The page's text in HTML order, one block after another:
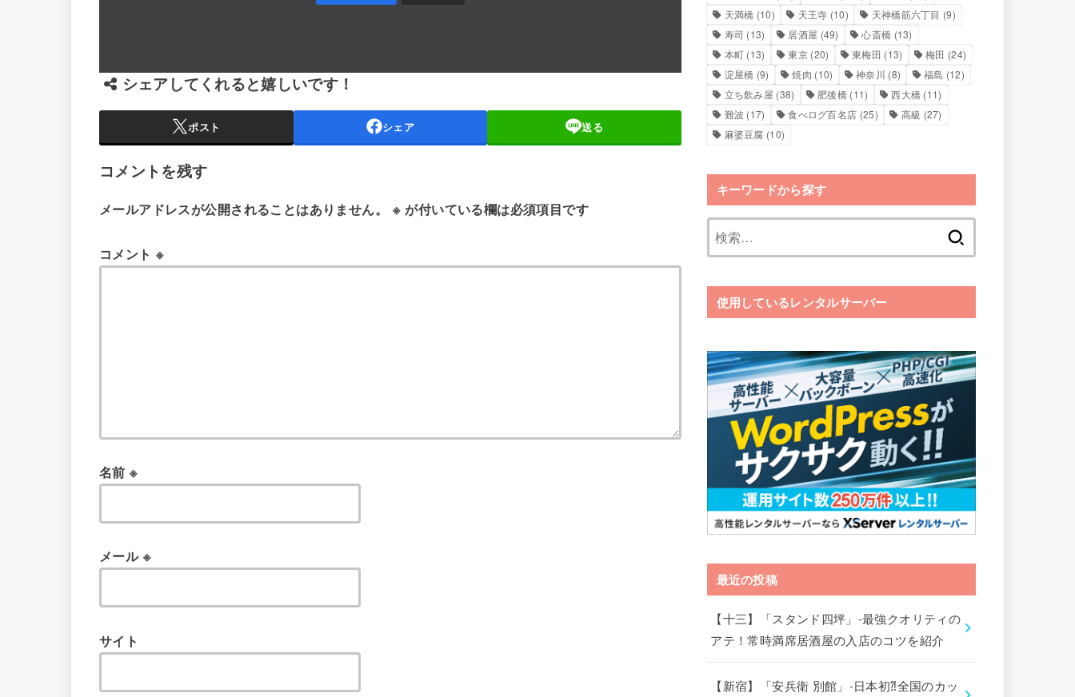
シェアしてくれると嬉しいです！
ポスト シェア 送る
コメントを残す
メールアドレスが公開されることはありません。 ※が付いている欄は必須項目です
コメント※
名前※
メール ※
サイト
天満橋 (10) 天王寺 (10) 天神橋筋六丁目 (9)
寿司 (13) 居酒屋 (49) 心斎橋 (13)
本町 (13) 東京(20) 東梅田 (13) 梅田 (24)
淀屋橋 (9) 焼肉 (10) 神奈川 (8) 福島 (12)
立ち飲み屋 (38) 肥後橋 (11) 西大橋 (11)
難波 (17) 食べログ百名店 (25) 高級 (27)
麻婆豆腐 (10)
キーワードから探す
使用しているレンタルサーバー
最近の投稿
【十三】「スタンド四坪」-最強クオリティの
アテ！常時満席居酒屋の入店のコツを紹介
【新宿】「安兵衛 別館」-日本初⁈全国のカッ